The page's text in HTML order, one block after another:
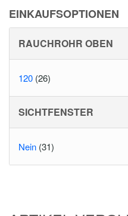
EINKAUFSOPTIONEN
RAUCHROHR OBEN
120 (26)
SICHTFENSTER
Nein (31)